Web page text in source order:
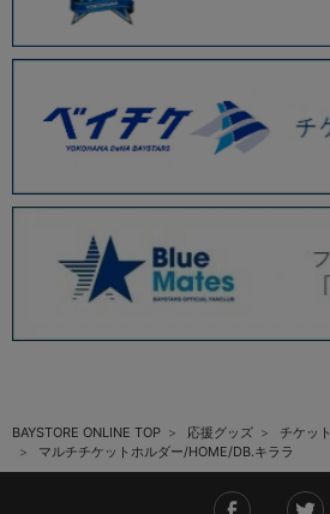
BAYSTORE ONLINE TOP 応援グッズ
チケッ
マルチチケットホルダー/HOME/DB.キララ